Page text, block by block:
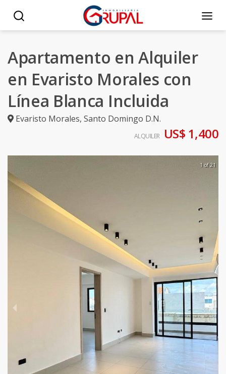
Apartamento en Alquiler
en Evaristo Morales con
Línea Blanca Incluida
Evaristo Morales, Santo Domingo D.N.
ALQUILER US$ 1,400
1 of 21